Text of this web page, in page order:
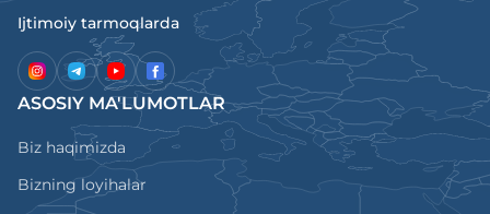
Ijtimoiy tarmoqlarda
ASOSIY MA'LUMOTLAR
Biz haqimizda
Bizning loyihalar